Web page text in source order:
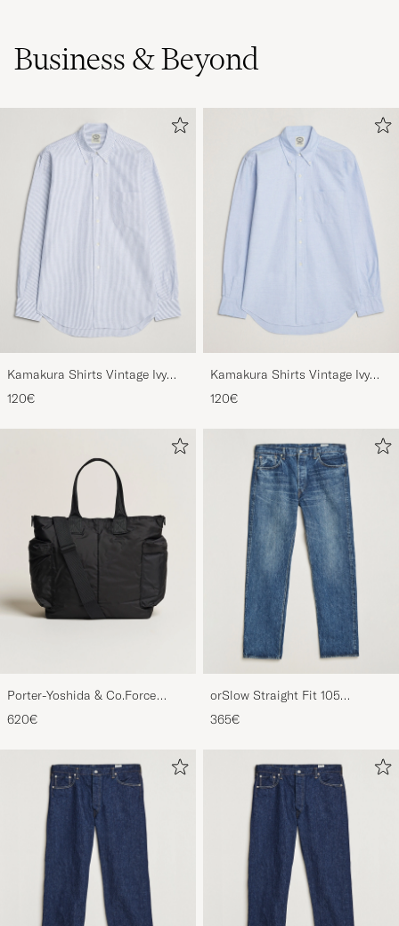
Business & Beyond
Kamakura Shirts Vintage Ivy
Oxford Button Down Shirt Blue
Stripe
120€
Kamakura Shirts Vintage Ivy
Oxford Button Down Shirt Light
Blue
120€
Porter-Yoshida & Co.Force
2Way Tote BagBlack
620€
orSlow Straight Fit 105
Selvedge Jeans 2 Year Wash
365€